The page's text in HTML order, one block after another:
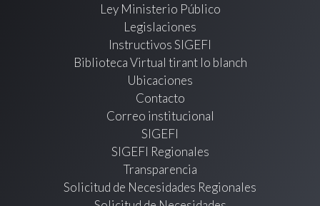
Ley Ministerio Público
Legislaciones
Instructivos SIGEFI
Biblioteca Virtual tirant lo blanch
Ubicaciones
Contacto
Correo institucional
SIGEFI
SIGEFI Regionales
Transparencia
Solicitud de Necesidades Regionales